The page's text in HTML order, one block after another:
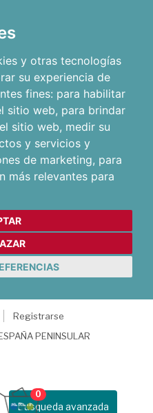
y otras tecnologías
su experiencia de
fines: para habilitar
sitio web, para brindar
sitio web, medir su
y servicios y
de marketing, para
más relevantes para
Registrarse
PENINSULAR
Busqueda avanzada
0